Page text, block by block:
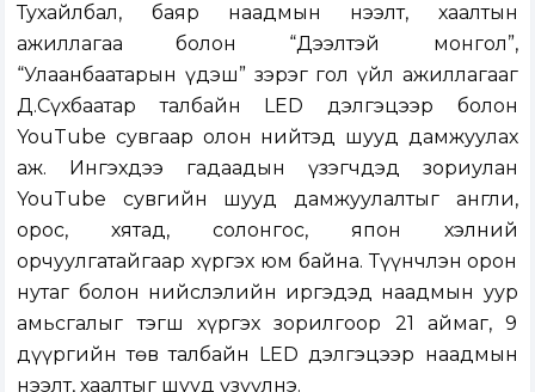
Тухайлбал, баяр наадмын нээлт, хаалтын
ажиллагаа болон “Дээлтэй монгол”,
“Улаанбаатарын үдэш” зэрэг гол үйл ажиллагааг
Д.Сүхбаатар талбайн LED дэлгэцээр болон
YouTube сувгаар олон нийтэд шууд дамжуулах
аж. Ингэхдээ гадаадын үзэгчдэд зориулан
YouTube сувгийн шууд дамжуулалтыг англи,
орос, хятад, солонгос, япон хэлний
орчуулгатайгаар хүргэх юм байна. Түүнчлэн орон
нутаг болон нийслэлийн иргэдэд наадмын уур
амьсгалыг тэгш хүргэх зорилгоор 21 аймаг, 9
дүүргийн төв талбайн LED дэлгэцээр наадмын
нээлт, хаалтыг шууд үзүүлнэ.